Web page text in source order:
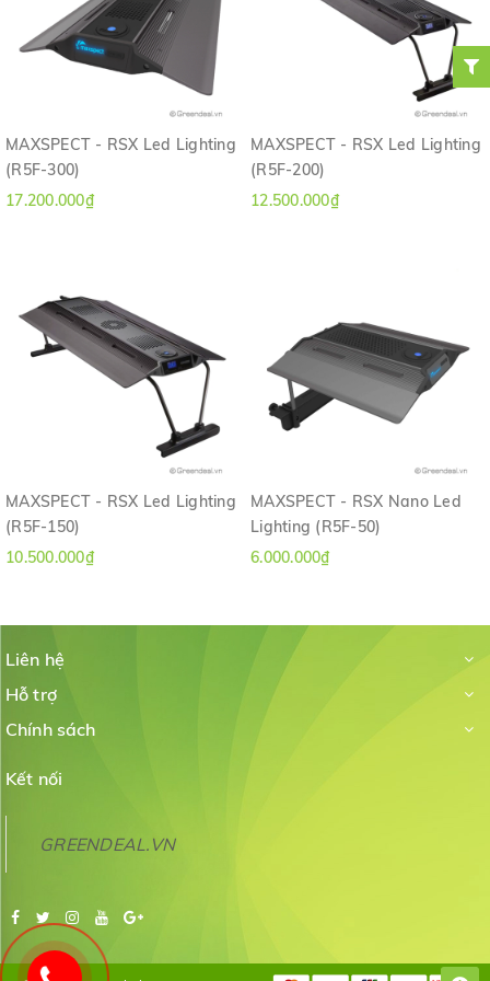
MAXSPECT - RSX Led Lighting
(R5F-300)
17.200.000₫
MAXSPECT - RSX Led Lighting
(R5F-200)
12.500.000₫
MAXSPECT - RSX Led Lighting
(R5F-150)
10.500.000₫
MAXSPECT - RSX Nano Led
Lighting (R5F-50)
6.000.000₫
Liên hệ
Hỗ trợ
Chính sách
Kết nối
GREENDEAL.VN